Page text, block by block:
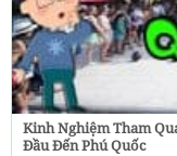
Kinh Nghiệm Tham
Đầu Đến Phú Quốc